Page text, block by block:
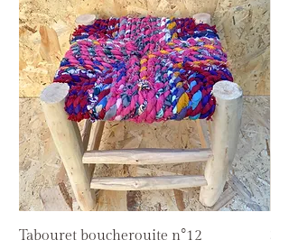
Tabouret boucherouite n°12